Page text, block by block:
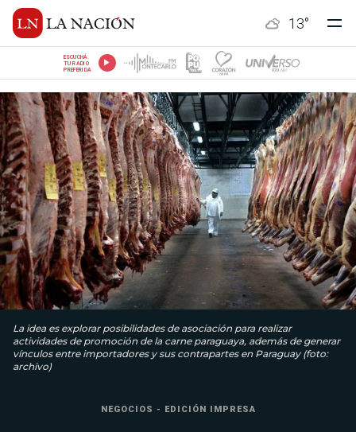
13°
ESCUCHÁ
TU RADIO
PREFERIDA
La idea es explorar posibilidades de asociación para realizar
actividades de promoción de la carne paraguaya, además de generar
vínculos entre importadores y sus contrapartes en Paraguay (foto:
archivo)
NEGOCIOS - EDICIÓN IMPRESA